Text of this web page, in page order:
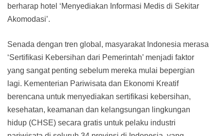
berharap hotel ‘Menyediakan Informasi Medis di Sekitar
Akomodasi’.
Senada dengan tren global, masyarakat Indonesia merasa
‘Sertifikasi Kebersihan dari Pemerintah’ menjadi faktor
yang sangat penting sebelum mereka mulai bepergian
lagi. Kementerian Pariwisata dan Ekonomi Kreatif
berencana untuk menyediakan sertifikasi kebersihan,
kesehatan, keamanan dan kelangsungan lingkungan
hidup (CHSE) secara gratis untuk pelaku industri